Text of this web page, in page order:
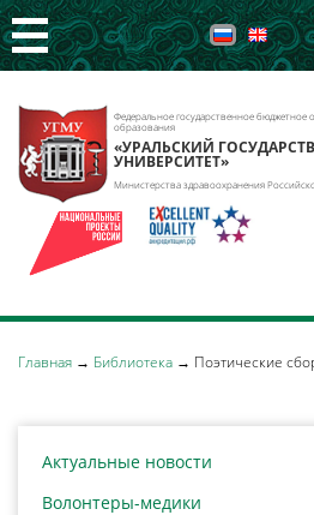
Федеральное государственное
образования
«УРАЛЬСКИЙ
УНИВЕРСИТЕТ»
Министерства здравоохранения
Главная → Библиотека → Поэтические
Актуальные новости
Волонтеры-медики